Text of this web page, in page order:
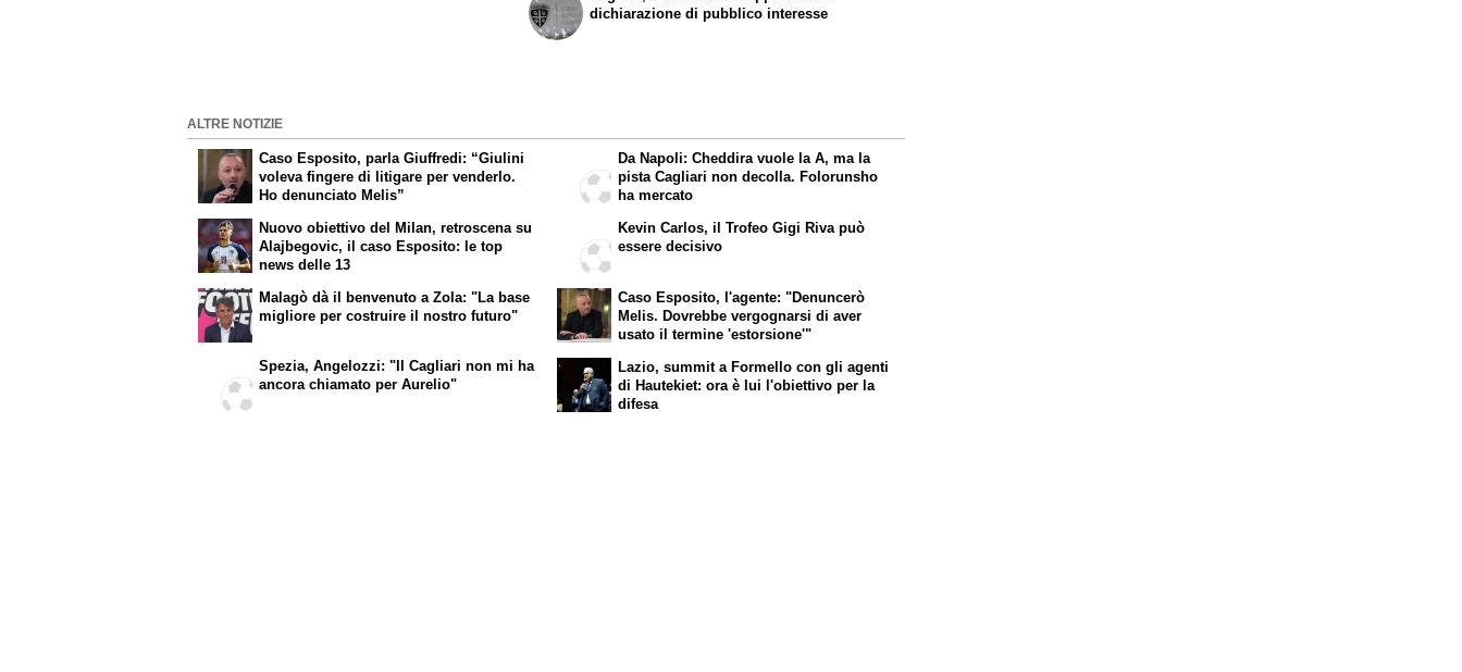
dichiarazione di pubblico interesse
ALTRE NOTIZIE
Caso Esposito, parla Giuffredi: “Giulini
voleva fingere di litigare per venderlo.
Ho denunciato Melis”
Nuovo obiettivo del Milan, retroscena su
Alajbegovic, il caso Esposito: le top
news delle 13
Da Napoli: Cheddira vuole la A, ma la
pista Cagliari non decolla. Folorunsho
ha mercato
Kevin Carlos, il Trofeo Gigi Riva può
essere decisivo
Malagò dà il benvenuto a Zola: "La base
migliore per costruire il nostro futuro"
Spezia, Angelozzi: "Il Cagliari non mi ha
ancora chiamato per Aurelio"
Caso Esposito, l'agente: "Denuncerò
Melis. Dovrebbe vergognarsi di aver
usato il termine 'estorsione'"
Lazio, summit a Formello con gli agenti
di Hautekiet: ora è lui l'obiettivo per la
difesa